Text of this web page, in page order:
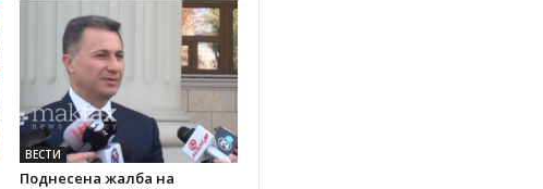
ВЕСТИ
Поднесена жалба на